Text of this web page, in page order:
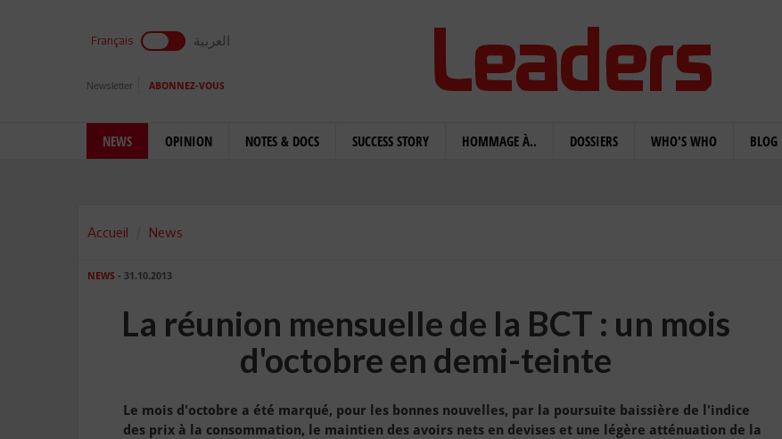
Français العربية
Newsletter ABONNEZ-VOUS
NEWS OPINION NOTES & DOCS SUCCESS STORY HOMMAGE À.. DOSSIERS WHO'S WHO BLOG
Accueil News
NEWS - 31.10.2013
La réunion mensuelle de la BCT : un mois
d'octobre en demi-teinte
Le mois d'octobre a été marqué, pour les bonnes nouvelles, par la poursuite baissière de l'indice
des prix à la consommation, le maintien des avoirs nets en devises et une légère atténuation de la